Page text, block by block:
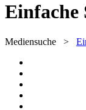
Einfache
Mediensuche >